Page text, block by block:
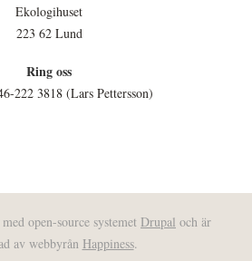
Ekologihuset
223 62 Lund
Ring oss
222 3818 (Lars Pettersson)
open-source systemet Drupal och är
av webbyrån Happiness.